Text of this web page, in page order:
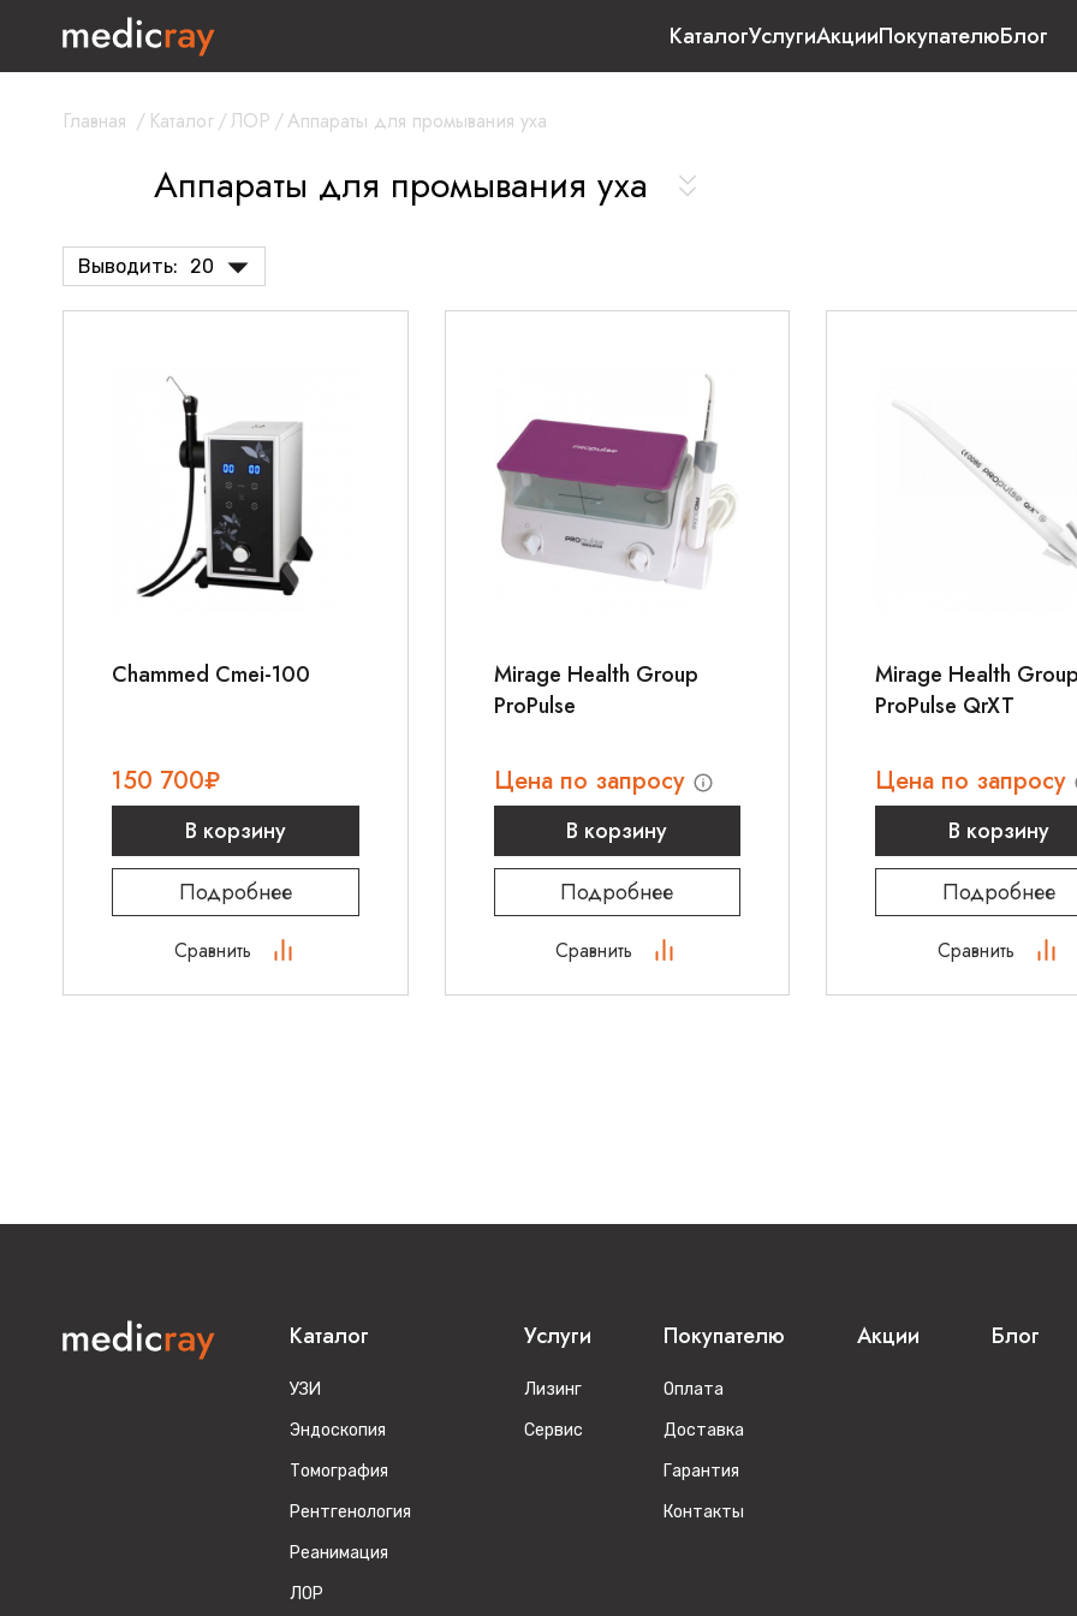
КаталогУслугиАкцииПокупателюБлог
Главная / Каталог/ЛОР /Аппараты для промывания уха
Аппараты для промывания уха
Выводить: 20
Chammed Cmei-100
150 700₽
В корзину
Подробнее
Сравнить
Mirage Health Group
ProPulse
Цена по запросу
В корзину
Подробнее
Сравнить
Mirage Health
ProPulse QrXT
Цена по запросу
В корзину
Подробнее
Сравнить
Каталог
УЗИ
Эндоскопия
Томография
Рентгенология
Реанимация
ЛОР
Услуги
Лизинг
Сервис
Покупателю
Оплата
Доставка
Гарантия
Контакты
Акции Блог